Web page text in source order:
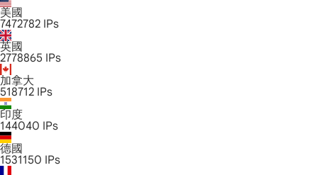
美國
7472782 IPs
英國
2778865 IPs
加拿大
518712 IPs
印度
144040 IPs
德國
1531150 IPs